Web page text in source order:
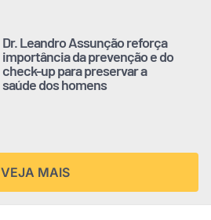
Dr. Leandro Assunção reforça
importância da prevenção e do
check-up para preservar a
saúde dos homens
VEJA MAIS